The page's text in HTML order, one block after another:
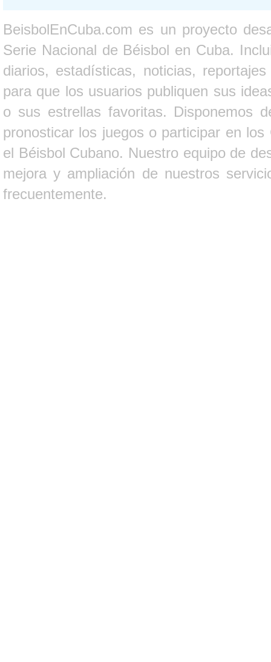
BeisbolEnCuba.com es un proyecto
Serie Nacional de Béisbol en Cuba.
diarios, estadísticas, noticias,
para que los usuarios publiquen sus
o sus estrellas favoritas. Disponemos
pronosticar los juegos o participar en
el Béisbol Cubano. Nuestro equipo de
mejora y ampliación de nuestros
frecuentemente.